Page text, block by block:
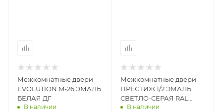
Межкомнатные двери
EVOLUTION M-26 ЭМАЛЬ
БЕЛАЯ ДГ
В наличии
Межкомнатные двери
ПРЕСТИЖ 1/2 ЭМАЛЬ
СВЕТЛО-СЕРАЯ RAL
7047 ДГ
В наличии